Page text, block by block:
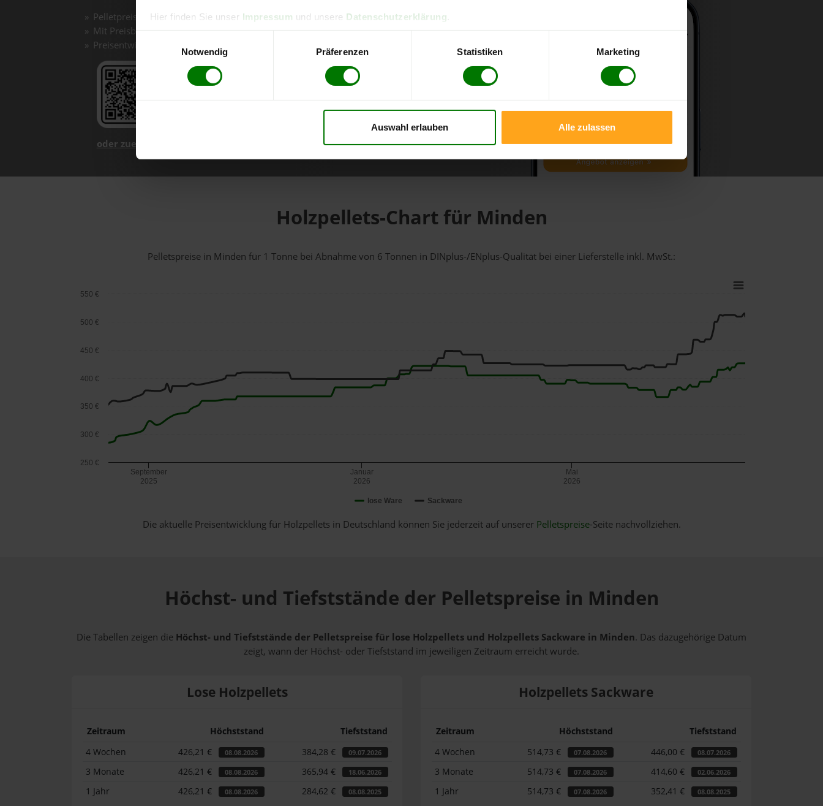
Hier finden Sie unser Impressum und unsere Datenschutzerklärung
Notwendig
Präferenzen Statistiken Marketing
Auswahl erlauben Alle zulassen
Pelletpreise mit einem Klick vergleichen und direkt online bestellen
Mit Preisbenachrichtigungen immer auf dem aktuellen Stand
Preisentwicklungen im Chart einfach nachverfolgen
oder zuerst mehr über unsere App erfahren
Holzpellets-Chart für Minden
Pelletspreise in Minden für 1 Tonne bei Abnahmevon 6 Tonnen in DINplus-/ENplus-Qualität bei einer Lieferstelle inkl. MwSt.:
lose Ware Sackware
September
2025
Januar
2026
Mai
2026
250 €
300 €
350 €
400 €
450 €
500 €
550 €
Die aktuelle Preisentwicklung für Holzpellets in Deutschland können Sie jederzeit auf unserer Pelletspreise-Seite nachvollziehen.
Höchst- und Tiefststände der Pelletspreise in Minden
Die Tabellen zeigen die Höchst- und Tiefststände der Pelletspreise für lose Holzpellets und Holzpellets Sackware in Minden. Das dazugehörige Datum
zeigt, wann der Höchst- oder Tiefststand im jeweiligen Zeitraum erreicht wurde.
Lose Holzpellets
Zeitraum Höchststand
Tiefststand
4 Wochen
426,21 € 08.08.2026 384,28 € 09.07.2026
3 Monate 426,21 € 08.08.2026 365,94 € 18.06.2026
1 Jahr 426,21 € 08.08.2026 284,62 € 08.08.2025
Holzpellets Sackware
Zeitraum Höchststand
Tiefststand
4 Wochen
514,73 € 07.08.2026 446,00 € 08.07.2026
3 Monate 514,73 € 07.08.2026 414,60 € 02.06.2026
1 Jahr 514,73 € 07.08.2026 352,41 € 08.08.2025